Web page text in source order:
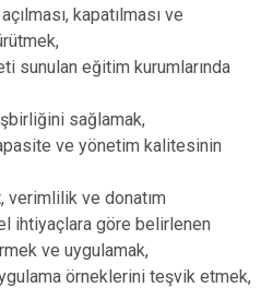
kapatılması ve
sunulan eğitim kurumlarında
sağlamak,
ve yönetim kalitesinin
verimlilik ve donatım
ihtiyaçlara göre belirlenen
ve uygulamak,
örneklerini teşvik etmek,